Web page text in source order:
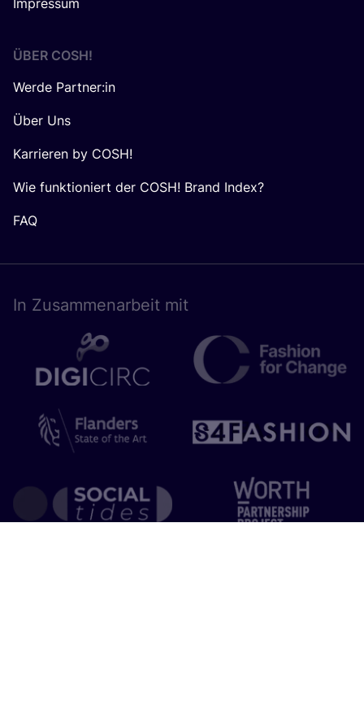
Impressum
ÜBER COSH!
Werde Partner:in
Über Uns
Karrieren by COSH!
Wie funktioniert der COSH! Brand Index?
FAQ
In Zusam­men­ar­beit mit